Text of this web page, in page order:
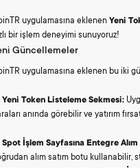
uygulamasına eklenen Yeni
bir işlem deneyimi sunuyoruz!
Güncellemeler
uygulamasına eklenen bu iki
Yeni Token Listeleme Sekmesi:
anında görebilir ve yatırım
Spot İşlem Sayfasına Entegre Alım
alım satım botu